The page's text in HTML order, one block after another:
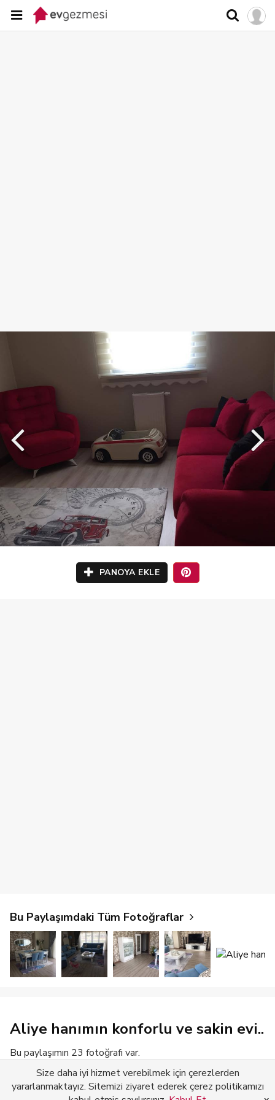
PANOYA EKLE
Bu Paylaşımdaki Tüm Fotoğraflar
Aliye hanımın konforlu ve sakin evi..
Bu paylaşımın 23 fotoğrafı var.
Devamını Gör
Size daha iyi hizmet verebilmek için çerezlerden
yararlanmaktayız. Sitemizi ziyaret ederek çerez politikamızı